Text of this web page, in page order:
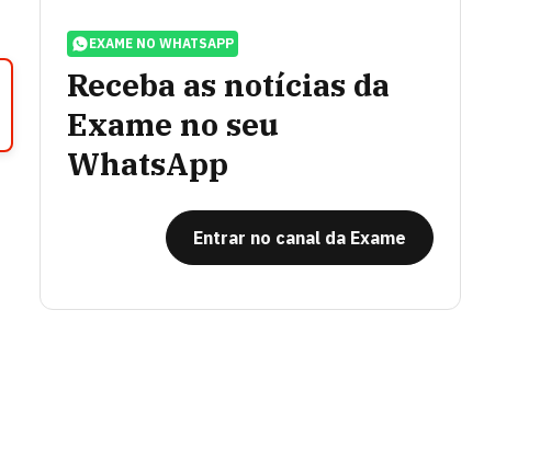
EXAME NO WHATSAPP
Receba as notícias da
Exame no seu
WhatsApp
Entrar no canal da Exame